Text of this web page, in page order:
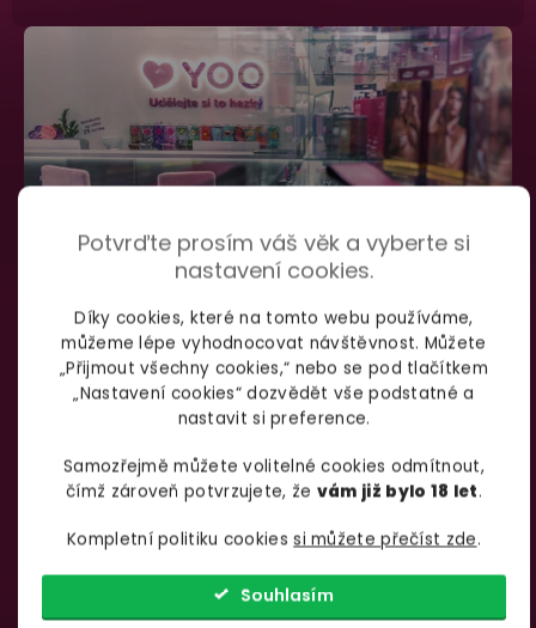
Potvrďte prosím váš věk a vyberte si
nastavení cookies.
Díky cookies, které na tomto webu používáme,
můžeme lépe vyhodnocovat návštěvnost. Můžete
„Přijmout všechny cookies,“ nebo se pod tlačítkem
„Nastavení cookies“ dozvědět vše podstatné a
nastavit si preference.
Samozřejmě můžete volitelné cookies odmítnout,
čímž zároveň potvrzujete, že vám již bylo 18 let.
Kompletní politiku cookiessi můžete přečíst zde.
Souhlasím
SHOWROOM BRNO
735 876 206
Pondělí – pátek:
Sobota, neděle
Zavřeno